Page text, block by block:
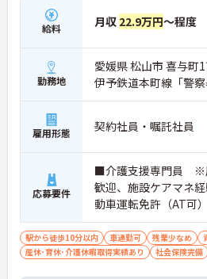
給料 月収 22.9万円～程度
勤務地
愛媛県 松山市 喜与町
伊予鉄道本町線「警
雇用形態 契約社員・嘱託社員
応募要件
■介護支援専門員 ※
歓迎、施設ケアマネ
動車運転免許（AT可
駅から徒歩10分以内 車通勤可 残業少なめ
産休･育休･介護休暇取得実績あり
社会保険完備